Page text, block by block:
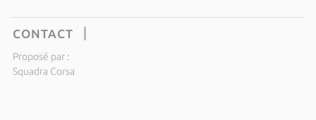
CONTACT
Proposé par :
Squadra Corsa